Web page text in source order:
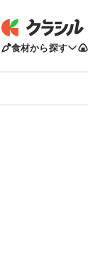
食材から探す